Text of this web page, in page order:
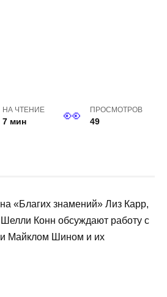
НА ЧТЕНИЕ
7 мин
ПРОСМОТРОВ
49
«Благих знамений» Лиз Карр,
Конн обсуждают работу с
Майклом Шином и их